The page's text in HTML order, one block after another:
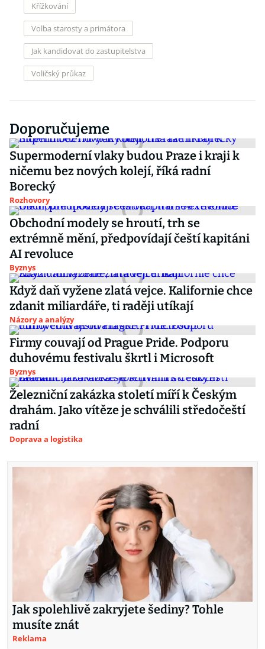
Křížkování
Volba starosty a primátora
Jak kandidovat do zastupitelstva
Voličský průkaz
Doporučujeme
Supermoderní vlaky budou Praze i kraji k
ničemu bez nových kolejí, říká radní
Borecký
Rozhovory
Obchodní modely se hroutí, trh se
extrémně mění, předpovídají čeští kapitáni
AI revoluce
Byznys
Když daň vyžene zlatá vejce. Kalifornie chce
zdanit miliardáře, ti raději utíkají
Názory a analýzy
Firmy couvají od Prague Pride. Podporu
duhovému festivalu škrtl i Microsoft
Byznys
Železniční zakázka století míří k Českým
drahám. Jako vítěze je schválili středočeští
radní
Doprava a logistika
Jak spolehlivě zakryjete šediny? Tohle
musíte znát
Reklama